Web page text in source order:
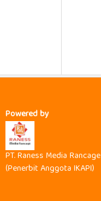
Powered by
PT. Raness Media Rancage
(Penerbit Anggota IKAPI)